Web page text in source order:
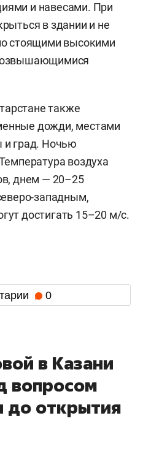
и навесами. При
в здании и не
стоящими высокими
также
дожди, местами
и град. Ночью
воздуха
днем — 20–25
западным,
достигать 15–20 м/с.
0
в Казани
вопросом
до открытия